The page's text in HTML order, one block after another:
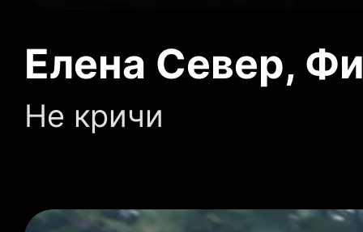
Елена Север,
Не кричи